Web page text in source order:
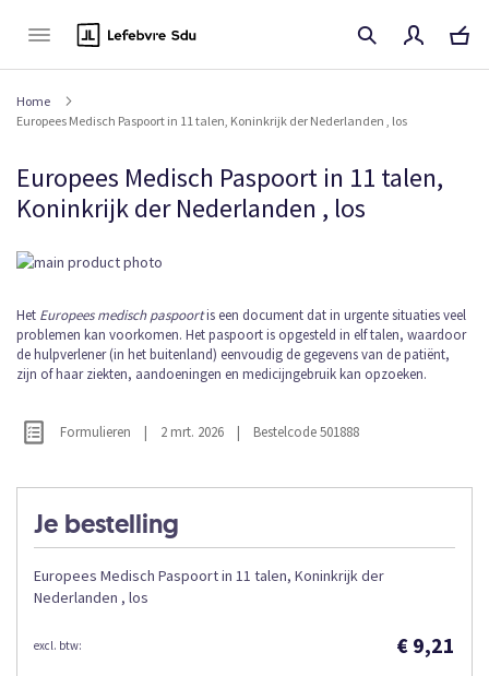
Home
Europees Medisch Paspoort in 11 talen, Koninkrijk der Nederlanden , los
Europees Medisch Paspoort in 11 talen,
Koninkrijk der Nederlanden , los
Je bestelling
Europees Medisch Paspoort in 11 talen, Koninkrijk der
Nederlanden , los
€ 9,21
Ga
het
einde
van
de
Formulieren | 2 mrt. 2026 | Bestelcode 501888
Ga
naar
het
begin
de
afbeeldingen-
Het Europees medisch paspoortis een document dat in urgente situaties veel
problemen kan voorkomen. Het paspoort is opgesteld in elf talen, waardoor
de hulpverlener (in het buitenland) eenvoudig de gegevens van de patiënt,
zijn of haar ziekten, aandoeningen en medicijngebruik kan opzoeken.